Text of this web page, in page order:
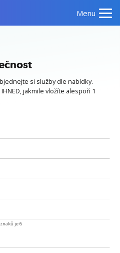
Menu
si služby dle nabídky.
jakmile vložíte alespoň 1
je 6